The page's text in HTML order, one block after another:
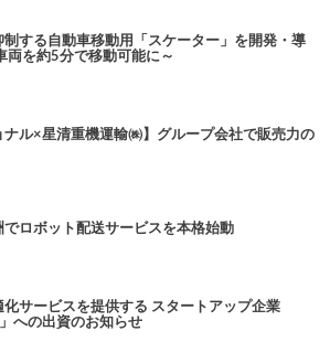
する自動車移動用「スケーター」を開発・導
両を約5分で移動可能に～
ナル×星清重機運輸㈱】グループ会社で販売力の
ロボット配送サービスを本格始動
サービスを提供する スタートアップ企業
への出資のお知らせ